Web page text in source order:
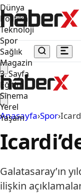
Dünya
Politika
Teknoloji
Spor
Sağlık
Magazin
3. Sayfa
Eğitim
Sinema
Yerel
Yaşam
Anasayfa›Spor›
Galatasaray’ın
ilişkin